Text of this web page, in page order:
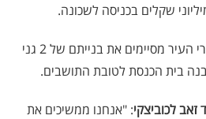
שקלים בכניסה לשכונה.
גם בשכונה הוותיקה – בשערי העיר מסיימים את בנייתם של 2 גני
זאב לכוביצקי: "אנחנו ממשיכים את